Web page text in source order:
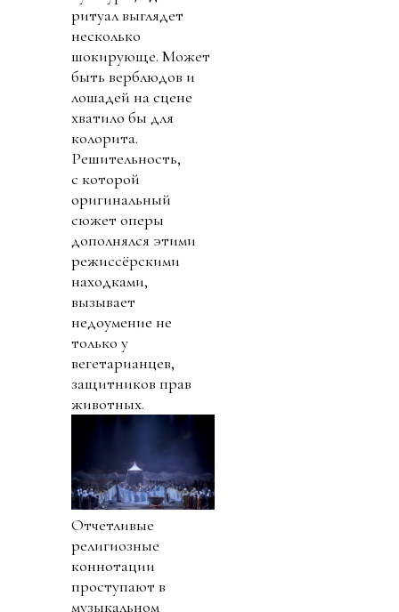
ритуал выглядет
несколько
шокирующе. Может
быть верблюдов и
лошадей на сцене
хватило бы для
колорита.
Решительность,
с которой
оригинальный
сюжет оперы
дополнялся этими
режиссёрскими
находками,
вызывает
недоумение не
только у
вегетарианцев,
защитников прав
животных.
Отчетливые
религиозные
коннотации
проступают в
музыкальном